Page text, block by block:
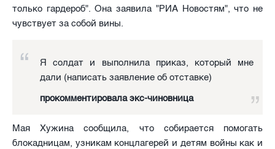
только гардероб". Она заявила "РИА Новостям", что не
чувствует за собой вины.
Я солдат и выполнила приказ, который мне
дали (написать заявление об отставке)
прокомментировала экс-чиновница
Мая Хужина сообщила, что собирается помогать
блокадницам, узникам концлагерей и детям войны как и